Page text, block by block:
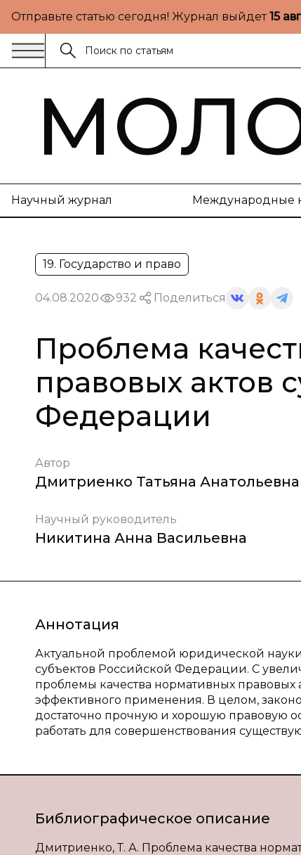
Отправьте статью сегодня! Журнал выйдет15
Научный журнал Международные
19. Государство и право
04.08.2020 932 Поделиться
Проблема
правовых актов
Федерации
Автор
Дмитриенко Татьяна Анатольевна
Научный руководитель
Никитина Анна Васильевна
Аннотация
Актуальной проблемой юридической науки
субъектов Российской Федерации. С
проблемы качества нормативных правовых
эффективного применения. В целом,
достаточно прочную и хорошую правовую
работать для совершенствования
Библиографическое описание
Дмитриенко, Т. А. Проблема качества